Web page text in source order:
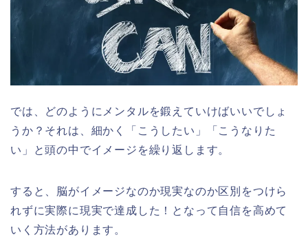
では、どのようにメンタルを鍛えていけばいいでしょ
うか？それは、細かく「こうしたい」「こうなりた
い」と頭の中でイメージを繰り返します。
すると、脳がイメージなのか現実なのか区別をつけら
れずに実際に現実で達成した！となって自信を高めて
いく方法があります。